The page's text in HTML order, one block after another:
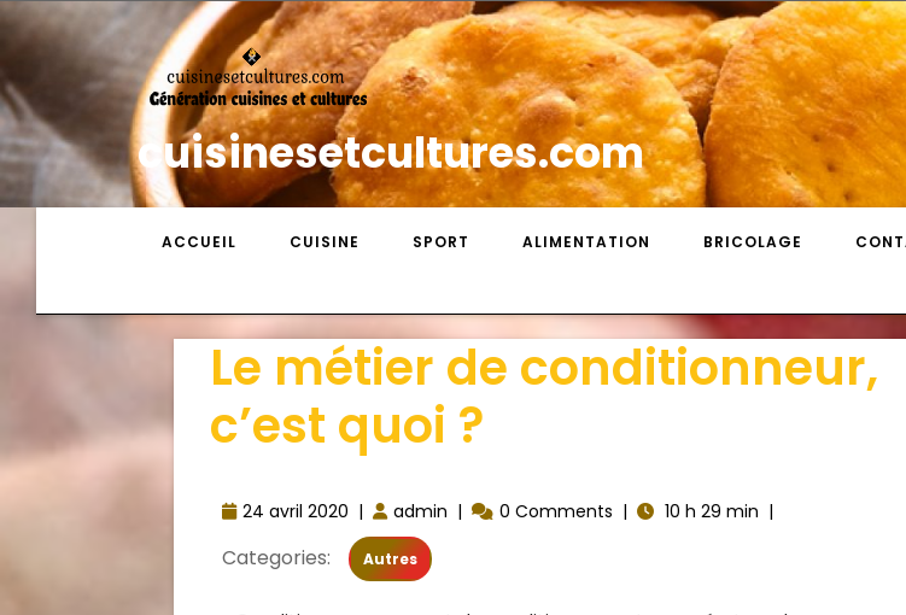
cuisinesetcultures.com
ACCUEIL CUISINE SPORT ALIMENTATION BRICOLAGE
Le métier de conditionneur,
c’est quoi ?
24 avril 2020 | admin | 0 Comments | 10 h 29 min |
Categories: Autres